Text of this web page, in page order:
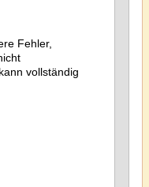
Fehler,
vollständig